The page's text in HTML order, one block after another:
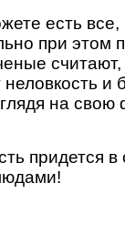
есть все,
при этом
и
на свою
придется в